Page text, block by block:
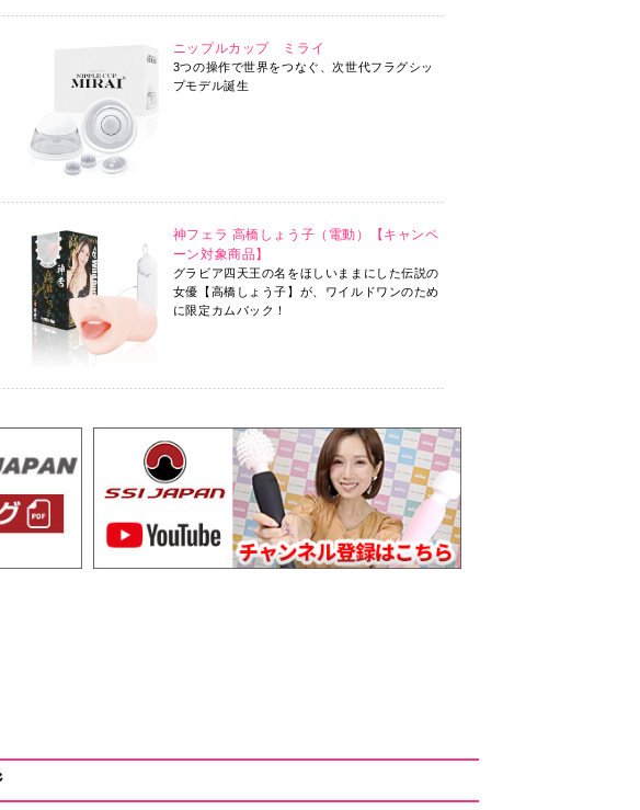
【重要】GW休業[5/3～5/6]のお知らせ
お知らせ
【重要】管理システム更新完了のお知らせ
お知らせ
【重要】管理システム更新に伴うサーバーメンテナンスのお知らせ
お知らせ
オナホール除菌スプレー ラベル変更のお知らせ
2024.12.23 お知らせ
一部商品価格改定のお知らせ
2024.12.6
お知らせ
日本のローション パッケージ変更のお知らせ
お知らせ
年末年始休業のお知らせ[12/28～1/5]
台風及び奥能登豪雨等に伴うお届けへの影響について
2024.10.3
お知らせ
オナホール除菌パウダー ラベル変更のお知らせ
お知らせ
ジャパンローター BC(ビッグ)/MC(ミニ)パッケージ変更のお知らせ
台風3号の影響によるお届け遅延について
お盆休みのお知らせ[8/10～8/15]
ニップルカップ ミライ
3つの操作で世界をつなぐ、次世代フラグシッ
プモデル誕生
神フェラ 高橋しょう子（電動）【キャンペ
ーン対象商品】
グラビア四天王の名をほしいままにした伝説の
女優【高橋しょう子】が、ワイルドワンのため
に限定カムバック！